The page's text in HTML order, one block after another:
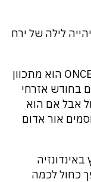
לילה של ירח
כשמישהוא אומר ONCE IN A BLUE MOON הוא מתכוון
בחודש אזרחי
אבל אם הוא
אור אדום
כחול לכמה